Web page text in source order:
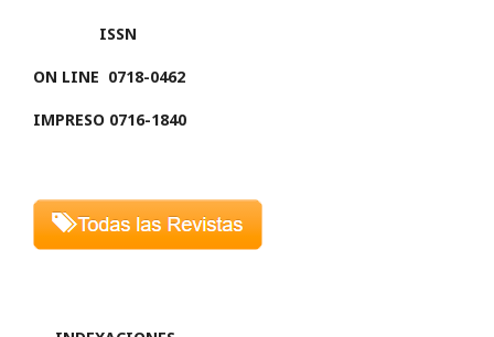
ISSN
ON LINE 0718-0462
IMPRESO 0716-1840